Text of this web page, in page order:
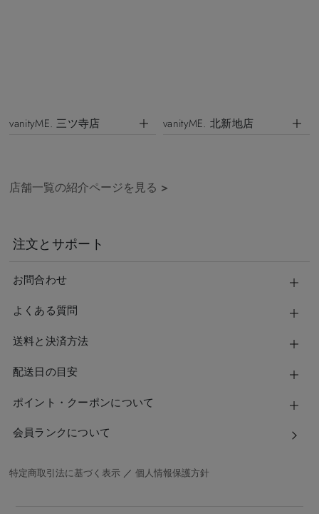
vanityME. 三ツ寺店 vanityME. 北新地店
店舗一覧の紹介ページを見る >
注文とサポート
お問合わせ
よくある質問
送料と決済方法
配送日の目安
ポイント・クーポンについて
会員ランクについて
特定商取引法に基づく表示 ／個人情報保護方針